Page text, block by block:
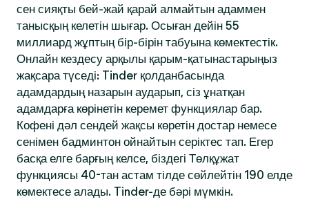
сен сияқты бей-жай қарай алмайтын адаммен
танысқың келетін шығар. Осыған дейін 55
миллиард жұптың бір-бірін табуына көмектестік.
Онлайн кездесу арқылы қарым-қатынастарыңыз
жақсара түседі: Tinder қолданбасында
адамдардың назарын аударып, сіз ұнатқан
адамдарға көрінетін керемет функциялар бар.
Кофені дәл сендей жақсы көретін достар немесе
сенімен бадминтон ойнайтын серіктес тап. Егер
басқа елге барғың келсе, біздегі Төлқұжат
функциясы 40-тан астам тілде сөйлейтін 190 елде
көмектесе алады. Tinder-де бәрі мүмкін.